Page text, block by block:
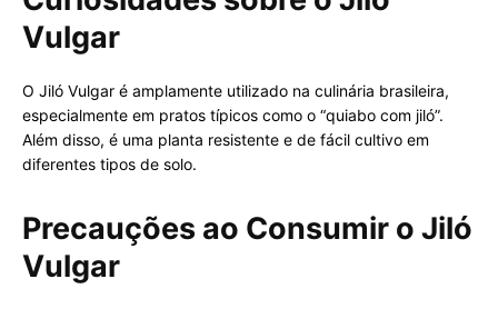
Vulgar
O Jiló Vulgar é amplamente utilizado na culinária brasileira,
especialmente em pratos típicos como o “quiabo com jiló”.
Além disso, é uma planta resistente e de fácil cultivo em
diferentes tipos de solo.
Precauções ao Consumir o Jiló
Vulgar